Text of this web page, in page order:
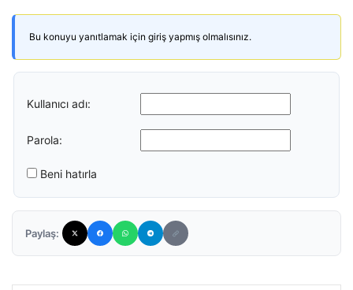
Bu konuyu yanıtlamak için giriş yapmış olmalısınız.
Kullanıcı adı:
Parola:
Beni hatırla
Paylaş: